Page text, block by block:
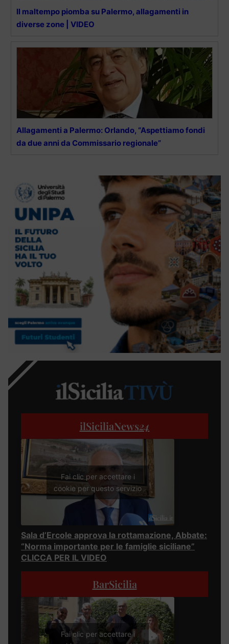
Il maltempo piomba su Palermo, allagamenti in
diverse zone | VIDEO
Allagamenti a Palermo: Orlando, “Aspettiamo fondi
da due anni da Commissario regionale”
ilSiciliaNews24
Fai clic per accettare i
cookie per questo servizio
Sala d’Ercole approva la rottamazione, Abbate:
“Norma importante per le famiglie siciliane”
CLICCA PER IL VIDEO
BarSicilia
Fai clic per accettare i